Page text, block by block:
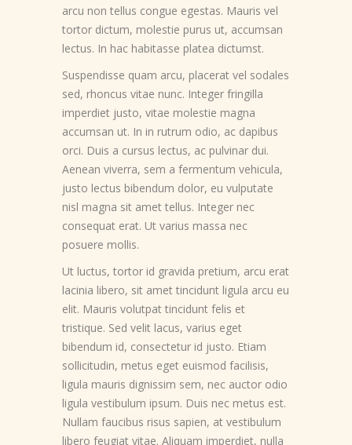
arcu non tellus congue egestas. Mauris vel
tortor dictum, molestie purus ut, accumsan
lectus. In hac habitasse platea dictumst.
Suspendisse quam arcu, placerat vel sodales
sed, rhoncus vitae nunc. Integer fringilla
imperdiet justo, vitae molestie magna
accumsan ut. In in rutrum odio, ac dapibus
orci. Duis a cursus lectus, ac pulvinar dui.
Aenean viverra, sem a fermentum vehicula,
justo lectus bibendum dolor, eu vulputate
nisl magna sit amet tellus. Integer nec
consequat erat. Ut varius massa nec
posuere mollis.
Ut luctus, tortor id gravida pretium, arcu erat
lacinia libero, sit amet tincidunt ligula arcu eu
elit. Mauris volutpat tincidunt felis et
tristique. Sed velit lacus, varius eget
bibendum id, consectetur id justo. Etiam
sollicitudin, metus eget euismod facilisis,
ligula mauris dignissim sem, nec auctor odio
ligula vestibulum ipsum. Duis nec metus est.
Nullam faucibus risus sapien, at vestibulum
libero feugiat vitae. Aliquam imperdiet, nulla